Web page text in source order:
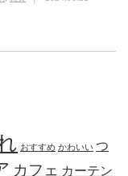
おすすめ かわいい つ
カフェ カーテン